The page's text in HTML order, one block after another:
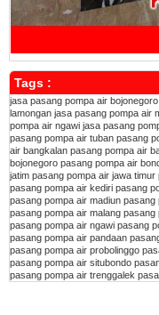
Tags :
jasa pasang pompa air bojonegoro
lamongan jasa pasang pompa air
pompa air ngawi jasa pasang
pasang pompa air tuban pasang
air bangkalan pasang pompa air
bojonegoro pasang pompa air
jatim pasang pompa air jawa timur
pasang pompa air kediri pasang
pasang pompa air madiun pasang
pasang pompa air malang pasang
pasang pompa air ngawi pasang
pasang pompa air pandaan
pasang pompa air probolinggo
pasang pompa air situbondo
pasang pompa air trenggalek